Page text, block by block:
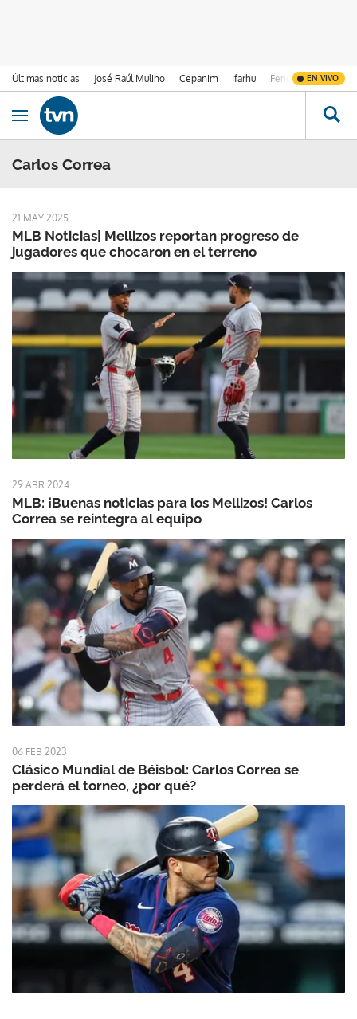
Últimas noticias José Raúl Mulino Cepanim Ifarhu Fenómeno de El
EN VIVO
Ir al contenido
Obrir navegació
Carlos Correa
21 MAY 2025
MLB Noticias| Mellizos reportan progreso de
jugadores que chocaron en el terreno
29 ABR 2024
MLB: ¡Buenas noticias para los Mellizos! Carlos
Correa se reintegra al equipo
06 FEB 2023
Clásico Mundial de Béisbol: Carlos Correa se
perderá el torneo, ¿por qué?